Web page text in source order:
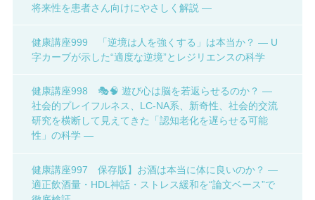
将来性を患者さん向けにやさしく解説 ―
健康講座999 「逆境は人を強くする」は本当か？ ― U
字カーブが示した“適度な逆境”とレジリエンスの科学
健康講座998 🎭🧠 遊び心は脳を若返らせるのか？ ―
社会的プレイフルネス、LC-NA系、新奇性、社会的交流
研究を横断して見えてきた「認知老化を遅らせる可能
性」の科学 ―
健康講座997 保存版】お酒は本当に体に良いのか？ ―
適正飲酒量・HDL神話・ストレス緩和を“論文ベース”で